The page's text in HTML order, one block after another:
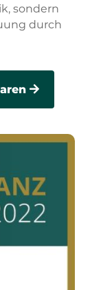
sondern
durch